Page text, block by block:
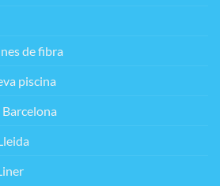
de fibra
piscina
Barcelona